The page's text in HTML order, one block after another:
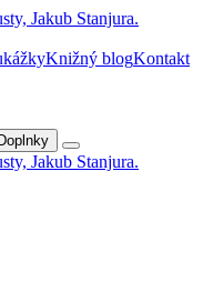
Knižný blogKontakt
Doplnky